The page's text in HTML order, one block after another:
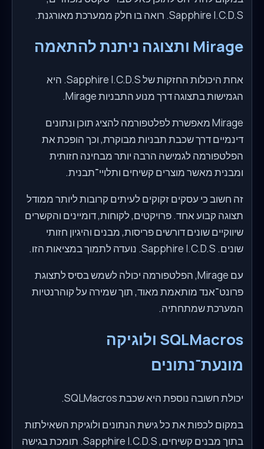
Sapphire I.C.D.S. רואה בו חלק ממערכת מאורגנת.
Mirage ותצוגה ניתנת להתאמה
אחת היכולות החזקות של Sapphire I.C.D.S. היא
הגמישות בתצוגה דרך מנוע התבניות Mirage.
Mirage מאפשרת לפלטפורמה להציג תוכן ונתונים
דינמיים דרך שכבת תבניות מבוקרת, וכך הופכת את
הפלטפורמה לגמישה הרבה יותר מבחינה חזותית
ומבנית מאשר מוצרים קשיחים ותלויי־תבנית.
זה חשוב כי עסקים זקוקים לעיתים קרובות ליותר ממודל
תצוגה קבוע אחד. פרויקטים, לקוחות, דומיינים והקשרים
שיווקיים שונים דורשים פריסות, מבנים והיגיון חזותי
שונים. Sapphire I.C.D.S. נועדה לתמוך במציאות הזו.
עם Mirage, הפלטפורמה יכולה לשמש בסיס לתצוגת
פרונט־אנד מותאמת מאוד, תוך שמירה על קוהרנטיות
המערכת שמתחתיה.
SQLMacros ולוגיקה
מונעת־נתונים
יכולת חשובה נוספת היא שכבת SQLMacros.
במקום לכפות את כל גישת הנתונים ולוגיקת השאילתות
בתוך מבנים קשיחים, Sapphire I.C.D.S. תומכת בגישה